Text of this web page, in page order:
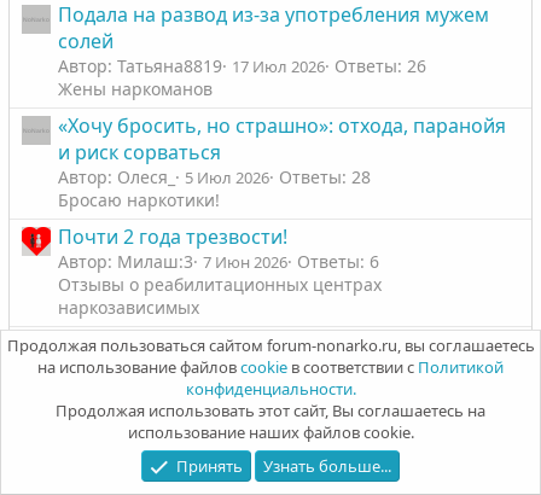
Подала на развод из-за употребления мужем
солей
Автор: Татьяна8819 17 Июл 2026 Ответы: 26
Жены наркоманов
«Хочу бросить, но страшно»: отхода, паранойя
и риск сорваться
Автор: Олеся_ 5 Июл 2026 Ответы: 28
Бросаю наркотики!
Почти 2 года трезвости!
Автор: Милаш:3 7 Июн 2026 Ответы: 6
Отзывы о реабилитационных центрах
наркозависимых
Статистика метода Нонарко за 5 лет
Автор: ЁлкаКсю 6 Фев 2026 Ответы: 2
Отзывы о реабилитационных центрах
наркозависимых
Слова благодарности
Автор: LuxFerre 16 Дек 2025 Ответы: 15
Продолжая пользоваться сайтом forum-nonarko.ru, вы соглашаетесь
на использование файловcookie в соответствии с Политикой
конфиденциальности.
Продолжая использовать этот сайт, Вы соглашаетесь на
использование наших файлов cookie.
Принять
Узнать больше...